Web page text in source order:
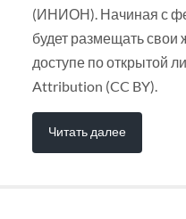
(ИНИОН). Начиная с
будет размещать
доступе по открытой
Attribution (CC BY).
Читать далее